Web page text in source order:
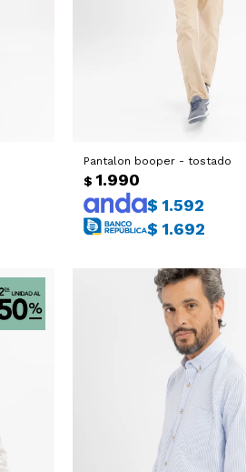
Pantalon booper - tostado
$ 1.990
$ 1.592
$ 1.692